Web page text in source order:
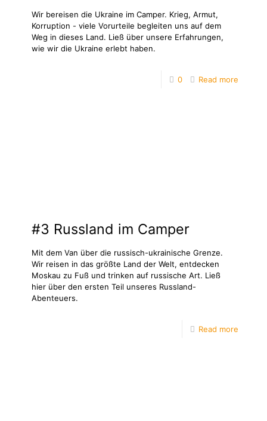
Wir bereisen die Ukraine im Camper. Krieg, Armut,
Korruption - viele Vorurteile begleiten uns auf dem
Weg in dieses Land. Ließ über unsere Erfahrungen,
wie wir die Ukraine erlebt haben.
0 Read more
#3 Russland im Camper
Mit dem Van über die russisch-ukrainische Grenze.
Wir reisen in das größte Land der Welt, entdecken
Moskau zu Fuß und trinken auf russische Art. Ließ
hier über den ersten Teil unseres Russland-
Abenteuers.
Read more